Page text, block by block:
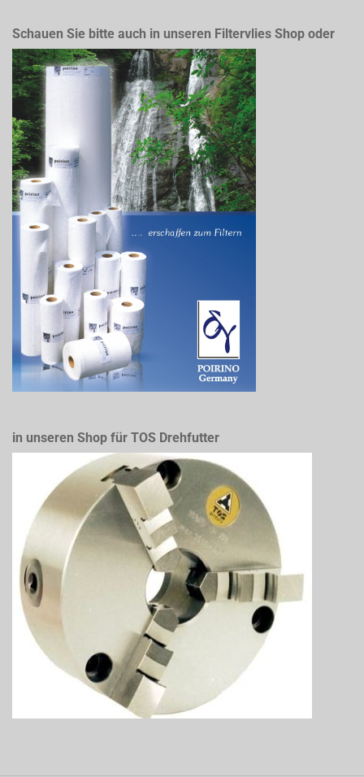
Schauen Sie bitte auch in unseren Filtervlies Shop oder
in unseren Shop für TOS Drehfutter